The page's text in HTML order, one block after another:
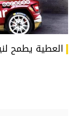
العطية يطمح